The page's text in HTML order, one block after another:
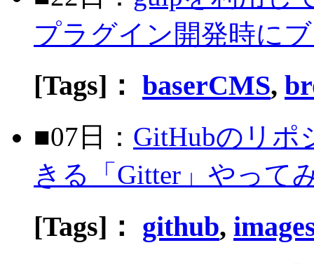
プラグイン開発時に
[Tags]： baserCMS,
■07日： GitHubのリポ
きる「Gitter」やって
[Tags]： github,